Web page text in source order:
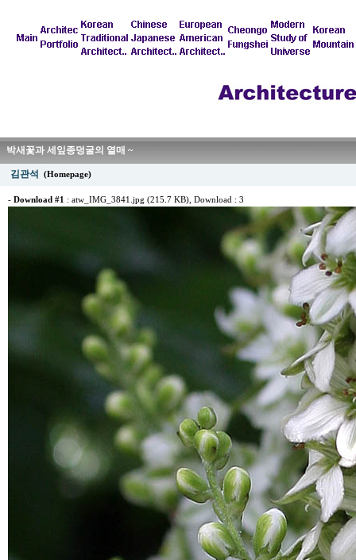
박새꽃과 세잎종덩굴의 열매 ~
김관석 (Homepage)
- Download #1 : atw_IMG_3841.jpg (215.7 KB) , Download : 3